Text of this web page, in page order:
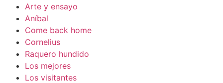
Arte y ensayo
Aníbal
Come back home
Cornelius
Raquero hundido
Los mejores
Los visitantes